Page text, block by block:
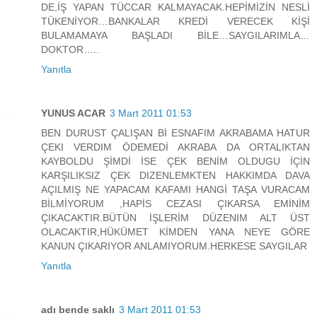
DE,İŞ YAPAN TÜCCAR KALMAYACAK.HEPİMİZİN NESLİ
TÜKENİYOR…BANKALAR KREDİ VERECEK KİŞİ
BULAMAMAYA BAŞLADI BİLE…SAYGILARIMLA…
DOKTOR…..
Yanıtla
YUNUS ACAR 3 Mart 2011 01:53
BEN DURUST ÇALIŞAN Bİ ESNAFIM AKRABAMA HATUR
ÇEKI VERDIM ÖDEMEDİ AKRABA DA ORTALIKTAN
KAYBOLDU ŞİMDİ İSE ÇEK BENİM OLDUGU İÇİN
KARŞILIKSIZ ÇEK DIZENLEMKTEN HAKKIMDA DAVA
AÇILMIŞ NE YAPACAM KAFAMI HANGİ TAŞA VURACAM
BİLMİYORUM ,HAPİS CEZASI ÇIKARSA EMİNİM
ÇIKACAKTIR.BÜTÜN İŞLERİM DÜZENIM ALT ÜST
OLACAKTIR,HÜKÜMET KİMDEN YANA NEYE GÖRE
KANUN ÇIKARIYOR ANLAMIYORUM.HERKESE SAYGILAR
Yanıtla
adı bende saklı 3 Mart 2011 01:53